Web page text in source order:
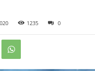
1235 0